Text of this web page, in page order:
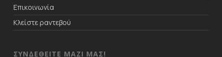
Επικοινωνία
Κλείστε ραντεβού
ΣΥΝΔΕΘΕΙΤΕ ΜΑΖΙ ΜΑΣ!